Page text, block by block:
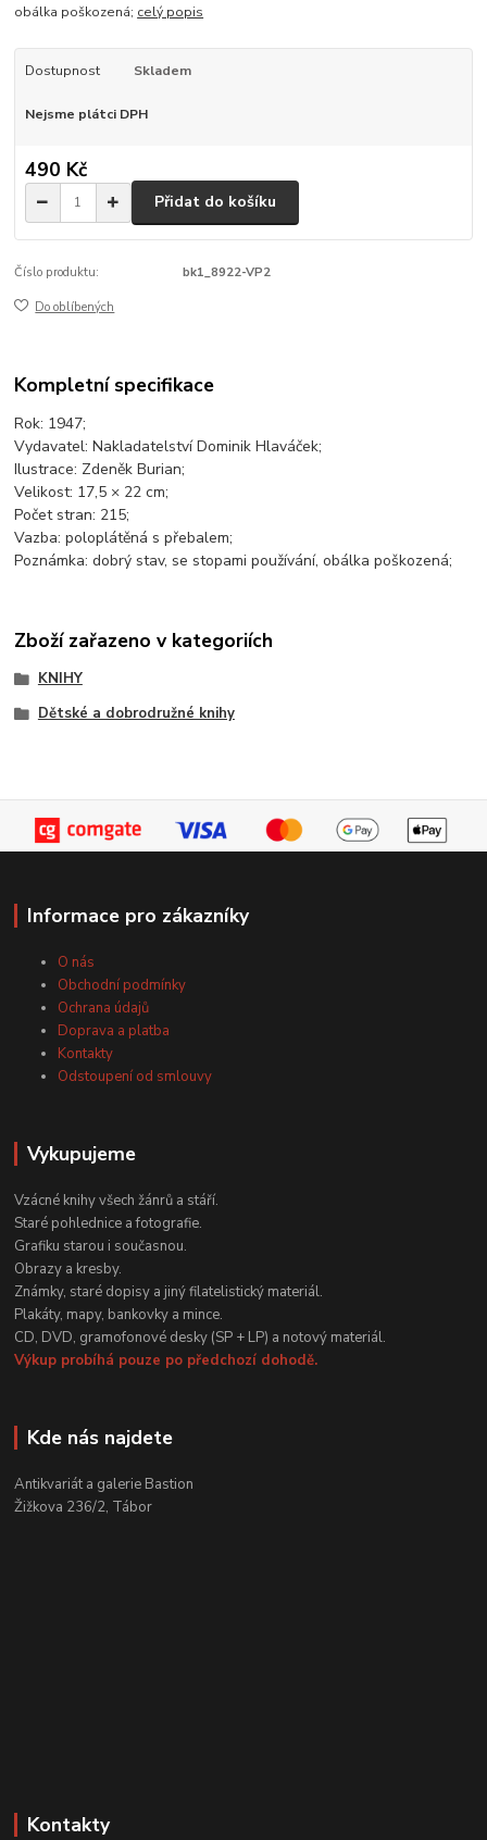
obálka poškozená; celý popis
Dostupnost Skladem
Nejsme plátci DPH
490 Kč
Přidat do košíku
Číslo produktu: bk1_8922-VP2
Do oblíbených
Kompletní specifikace
Rok: 1947;
Vydavatel: Nakladatelství Dominik Hlaváček;
Ilustrace: Zdeněk Burian;
Velikost: 17,5 × 22 cm;
Počet stran: 215;
Vazba: poloplátěná s přebalem;
Poznámka: dobrý stav, se stopami používání, obálka poškozená;
Zboží zařazeno v kategoriích
KNIHY
Dětské a dobrodružné knihy
Informace pro zákazníky
O nás
Obchodní podmínky
Ochrana údajů
Doprava a platba
Kontakty
Odstoupení od smlouvy
Vykupujeme
Vzácné knihy všech žánrů a stáří.
Staré pohlednice a fotografie.
Grafiku starou i současnou.
Obrazy a kresby.
Známky, staré dopisy a jiný filatelistický materiál.
Plakáty, mapy, bankovky a mince.
CD, DVD, gramofonové desky (SP + LP) a notový materiál.
Výkup probíhá pouze po předchozí dohodě.
Kde nás najdete
Antikvariát a galerie Bastion
Žižkova 236/2, Tábor
Kontakty